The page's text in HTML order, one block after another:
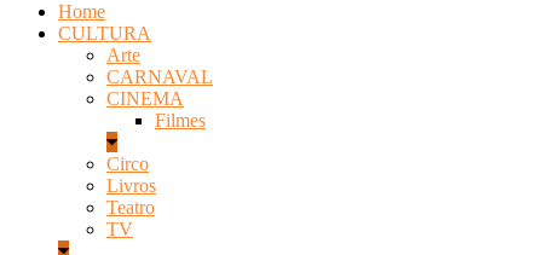
Home
CULTURA
Arte
CARNAVAL
CINEMA
Filmes
Circo
Livros
Teatro
TV